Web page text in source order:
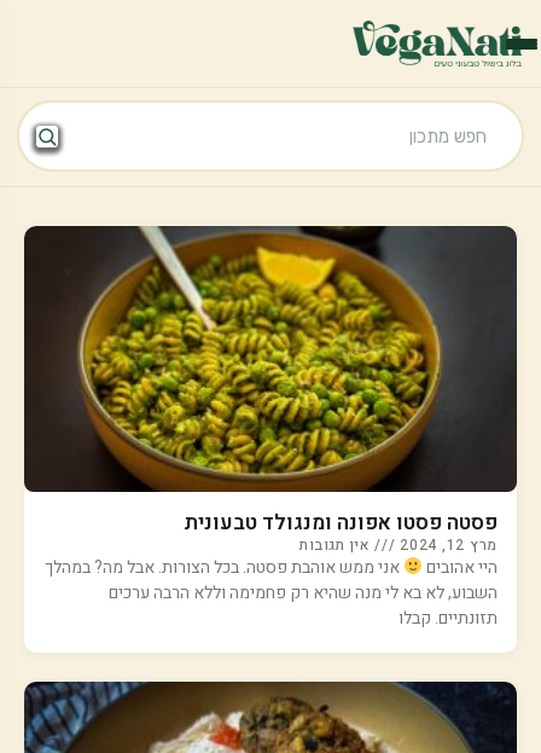
פסטה פסטו אפונה ומנגולד טבעונית
מרץ 12, 2024 אין תגובות
היי אהובים
אני ממש אוהבת פסטה. בכל הצורות. אבל מה? במהלך
השבוע, לא בא לי מנה שהיא רק פחמימה וללא הרבה ערכים
תזונתיים. קבלו